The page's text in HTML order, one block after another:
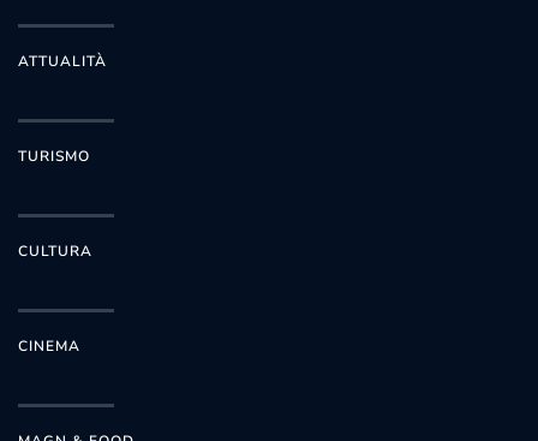
ATTUALITÀ
TURISMO
CULTURA
CINEMA